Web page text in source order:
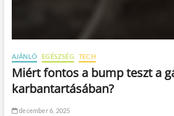
AJÁNLÓ EGÉSZSÉG TECH
Miért fontos a bump teszt a
karbantartásában?
december 6, 2025